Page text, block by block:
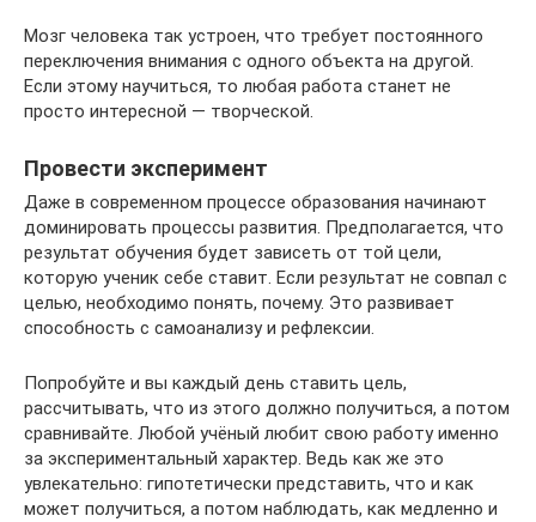
Мозг человека так устроен, что требует постоянного
переключения внимания с одного объекта на другой.
Если этому научиться, то любая работа станет не
просто интересной — творческой.
Провести эксперимент
Даже в современном процессе образования начинают
доминировать процессы развития. Предполагается, что
результат обучения будет зависеть от той цели,
которую ученик себе ставит. Если результат не совпал с
целью, необходимо понять, почему. Это развивает
способность с самоанализу и рефлексии.
Попробуйте и вы каждый день ставить цель,
рассчитывать, что из этого должно получиться, а потом
сравнивайте. Любой учёный любит свою работу именно
за экспериментальный характер. Ведь как же это
увлекательно: гипотетически представить, что и как
может получиться, а потом наблюдать, как медленно и